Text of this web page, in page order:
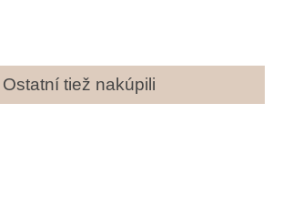
Ostatní tiež nakúpili